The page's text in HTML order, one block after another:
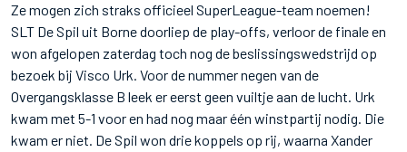
Ze mogen zich straks officieel SuperLeague-team noemen!
SLT De Spil uit Borne doorliep de play-offs, verloor de finale en
won afgelopen zaterdag toch nog de beslissingswedstrijd op
bezoek bij Visco Urk. Voor de nummer negen van de
Overgangsklasse B leek er eerst geen vuiltje aan de lucht. Urk
kwam met 5-1 voor en had nog maar één winstpartij nodig. Die
kwam er niet. De Spil won drie koppels op rij, waarna Xander